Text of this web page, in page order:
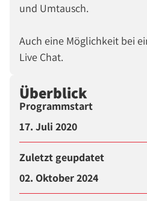
und Umtausch.
Auch eine Möglichkeit bei
Live Chat.
Überblick
Programmstart
17. Juli 2020
Zuletzt geupdatet
02. Oktober 2024